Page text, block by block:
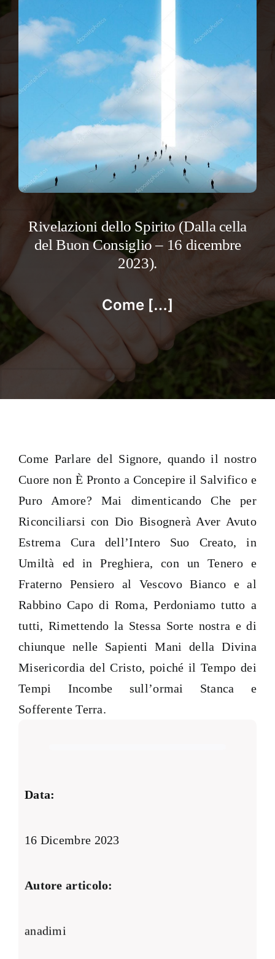
Rivelazioni dello Spirito (Dalla cella
del Buon Consiglio – 16 dicembre
2023).
Come […]
Come Parlare del Signore, quando il nostro
Cuore non È Pronto a Concepire il Salvifico e
Puro Amore? Mai dimenticando Che per
Riconciliarsi con Dio Bisognerà Aver Avuto
Estrema Cura dell’Intero Suo Creato, in
Umiltà ed in Preghiera, con un Tenero e
Fraterno Pensiero al Vescovo Bianco e al
Rabbino Capo di Roma, Perdoniamo tutto a
tutti, Rimettendo la Stessa Sorte nostra e di
chiunque nelle Sapienti Mani della Divina
Misericordia del Cristo, poiché il Tempo dei
Tempi Incombe sull’ormai Stanca e
Sofferente Terra.
Data:
16 Dicembre 2023
Autore articolo:
anadimi